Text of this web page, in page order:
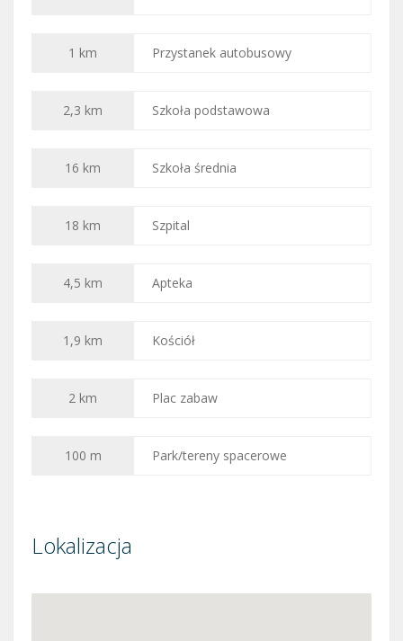
Przystanek autobusowy
1 km
Szkoła podstawowa
2,3 km
Szkoła średnia
16 km
Szpital
18 km
Apteka
4,5 km
Kościół
1,9 km
Plac zabaw
2 km
Park/tereny spacerowe
100 m
Lokalizacja